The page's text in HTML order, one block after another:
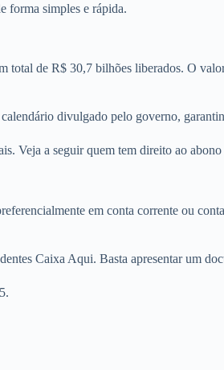
forma simples e rápida.
de R$ 30,7 bilhões liberados. O
divulgado pelo governo,
Veja a seguir quem tem direito ao
em conta corrente ou
Caixa Aqui. Basta apresentar um